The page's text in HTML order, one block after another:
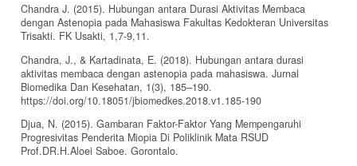
Chandra J. (2015). Hubungan antara Durasi Aktivitas Membaca
dengan Astenopia pada Mahasiswa Fakultas Kedokteran Universitas
Trisakti. FK Usakti, 1,7-9,11.
Chandra, J., & Kartadinata, E. (2018). Hubungan antara durasi
aktivitas membaca dengan astenopia pada mahasiswa. Jurnal
Biomedika Dan Kesehatan, 1(3), 185–190.
https://doi.org/10.18051/jbiomedkes.2018.v1.185-190
Djua, N. (2015). Gambaran Faktor-Faktor Yang Mempengaruhi
Progresivitas Penderita Miopia Di Poliklinik Mata RSUD
Prof.DR.H.Aloei Saboe. Gorontalo.